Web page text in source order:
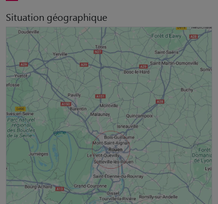
Situation géographique